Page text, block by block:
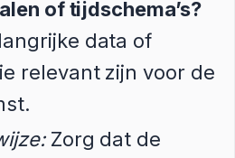
of tijdschema’s?
data of
relevant zijn voor de
Zorg dat de